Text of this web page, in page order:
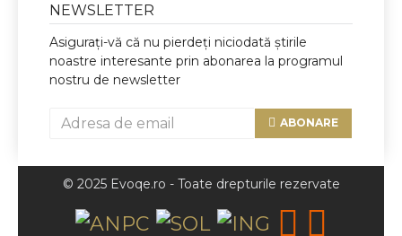
NEWSLETTER
Asigurați-vă că nu pierdeți niciodată știrile
noastre interesante prin abonarea la programul
nostru de newsletter
ABONARE
© 2025 Evoqe.ro - Toate drepturile rezervate